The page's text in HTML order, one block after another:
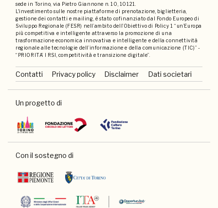
sede in Torino, via Pietro Giannone n. 10, 10121.
L'investimento sulle nostre piattaforme di prenotazione, biglietteria,
gestione dei contatti e mailing, è stato cofinanziato dal Fondo Europeo di
Sviluppo Regionale (FESR) nell’ambito dell’Obiettivo di Policy 1 “un’Europa
più competitiva e intelligente attraverso la promozione di una
trasformazione economica innovativa e intelligente e della connettività
regionale alle tecnologie dell’informazione e della comunicazione (TIC)” -
“PRIORITA’ I RSI, competitività e transizione digitale”.
Contatti Privacy policy Disclaimer Dati societari
Un progetto di
Con il sostegno di